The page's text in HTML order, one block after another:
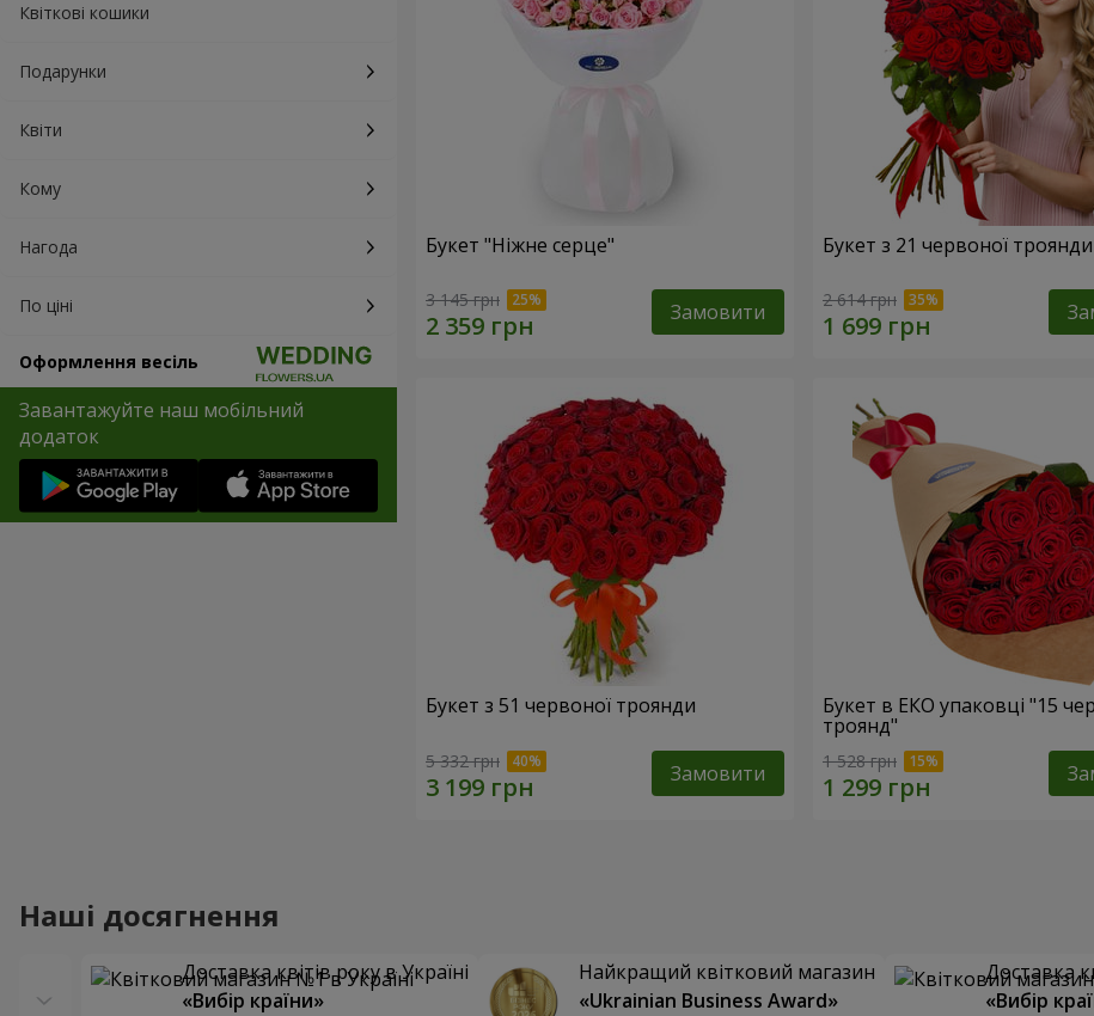
Квіткові кошики
Подарунки
Квіти
Кому
Нагода
По ціні
Оформлення весіль
Завантажуйте наш мобільний
додаток
Букет "Ніжне серце"
3 145 грн Замовити
Букет з 21 червоної троянди
2 614 грн
Букет з 51 червоної троянди
5 332 грн Замовити
Букет в ЕКО упаковці "15
троянд"
1 528 грн
Наші досягнення
Доставка квітів року в Україні
«Вибір країни»
Найкращий квітковий магазин
«Ukrainian Business Award»
Доставка
«Вибір